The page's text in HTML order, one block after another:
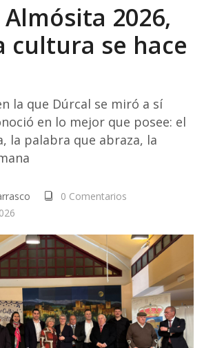
2026,
cultura se hace
la que Dúrcal se miró a sí
en lo mejor que posee: el
la palabra que abraza, la
0 Comentarios